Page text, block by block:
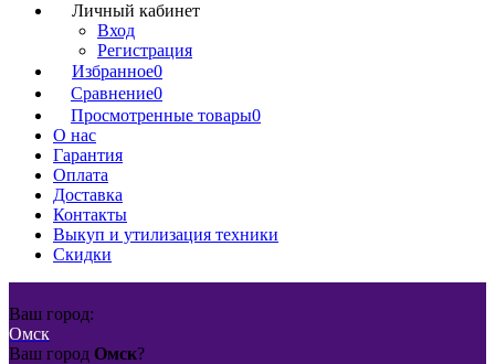
Личный кабинет
Вход
Регистрация
Избранное0
Сравнение0
Просмотренные товары0
О нас
Гарантия
Оплата
Доставка
Контакты
Выкуп и утилизация техники
Скидки
Ваш город:
Омск
Ваш город Омск?